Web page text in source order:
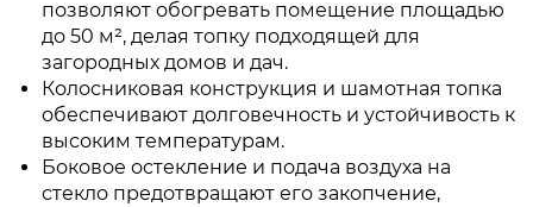
позволяют обогревать помещение площадью
до 50 м², делая топку подходящей для
загородных домов и дач.
Колосниковая конструкция и шамотная топка
обеспечивают долговечность и устойчивость к
высоким температурам.
Боковое остекление и подача воздуха на
стекло предотвращают его закопчение,